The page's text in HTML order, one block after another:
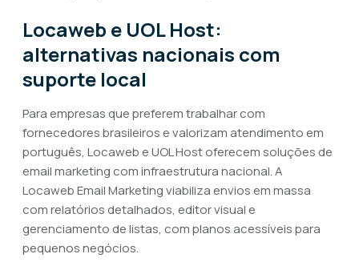
Locaweb e UOL Host:
alternativas nacionais com
suporte local
Para empresas que preferem trabalhar com
fornecedores brasileiros e valorizam atendimento em
português, Locaweb e UOL Host oferecem soluções de
email marketing com infraestrutura nacional. A
Locaweb Email Marketing viabiliza envios em massa
com relatórios detalhados, editor visual e
gerenciamento de listas, com planos acessíveis para
pequenos negócios.